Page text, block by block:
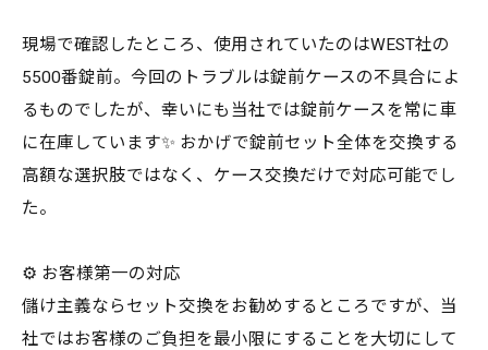
現場で確認したところ、使用されていたのはWEST社の
5500番錠前。今回のトラブルは錠前ケースの不具合によ
るものでしたが、幸いにも当社では錠前ケースを常に車
に在庫しています✨ おかげで錠前セット全体を交換する
高額な選択肢ではなく、ケース交換だけで対応可能でし
た。
⚙️ お客様第一の対応
儲け主義ならセット交換をお勧めするところですが、当
社ではお客様のご負担を最小限にすることを大切にして